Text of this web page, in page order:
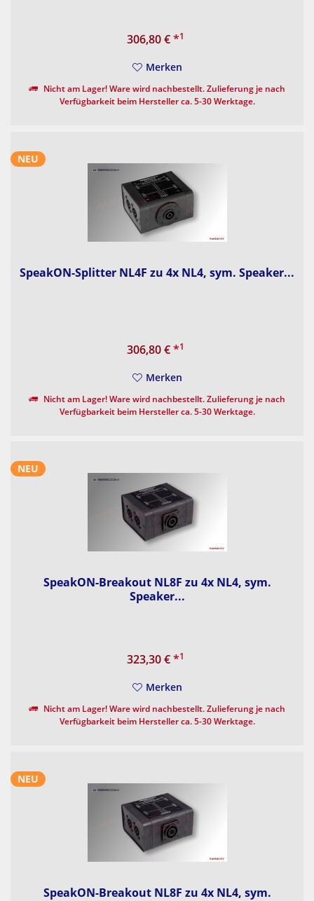
306,80 €*1
Merken
Nicht am Lager! Ware wird nachbestellt. Zulieferung je nach
Verfügbarkeit beim Hersteller ca. 5-30 Werktage.
NEU
SpeakON-Splitter NL4F zu 4x NL4, sym. Speaker...
306,80 €*1
Merken
Nicht am Lager! Ware wird nachbestellt. Zulieferung je nach
Verfügbarkeit beim Hersteller ca. 5-30 Werktage.
NEU
SpeakON-Breakout NL8F zu 4x NL4, sym.
Speaker...
323,30 €*1
Merken
Nicht am Lager! Ware wird nachbestellt. Zulieferung je nach
Verfügbarkeit beim Hersteller ca. 5-30 Werktage.
NEU
SpeakON-Breakout NL8F zu 4x NL4, sym.